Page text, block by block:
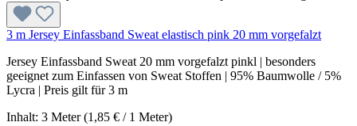
3 m Jersey Einfassband Sweat elastisch pink 20 mm vorgefalzt
Jersey Einfassband Sweat 20 mm vorgefalzt pinkl | besonders
geeignet zum Einfassen von Sweat Stoffen | 95% Baumwolle / 5%
Lycra | Preis gilt für 3 m
Inhalt: 3 Meter (1,85 € / 1 Meter)